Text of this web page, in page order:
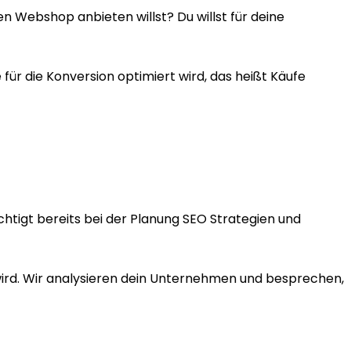
Webshop anbieten willst? Du willst für deine
die Konversion optimiert wird, das heißt Käufe
bereits bei der Planung SEO Strategien und
Wir analysieren dein Unternehmen und besprechen,